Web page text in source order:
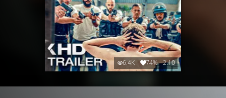
6.4K 74% 2:10